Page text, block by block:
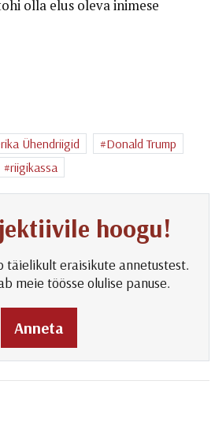
olla elus oleva inimese
Ühendriigid
Donald Trump
riigikassa
hoogu!
täielikult eraisikute annetustest.
meie töösse olulise panuse.
Anneta